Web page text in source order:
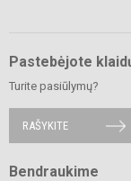
Pastebėjote
Turite pasiūlymų?
RAŠYKITE
Bendraukime